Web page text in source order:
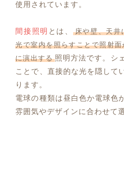
使用されています。
間接照明 とは、
床や壁、天井
光で室内を照らすことで照射
に演出する 照明方法です。シ
ことで、直接的な光を隠して
ります。
電球の種類は昼白色か電球色
雰囲気やデザインに合わせて